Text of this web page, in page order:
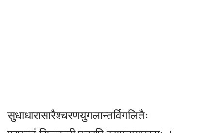
सुधाधारासारैश्चरणयुगलान्तर्विगलितैः